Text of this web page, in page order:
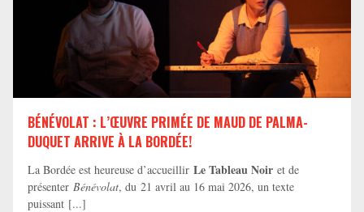
BÉNÉVOLAT : L’ŒUVRE PRIMÉE DE MAUD DE PALMA-
DUQUET ARRIVE À LA BORDÉE!
La Bordée est heureuse d’accueillir Le Tableau Noir et de
présenter Bénévolat, du 21 avril au 16 mai 2026, un texte
puissant [...]